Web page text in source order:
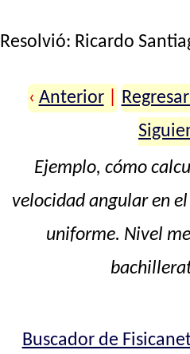
Resolvió: Ricardo
‹ Anterior
Ejemplo, cómo
velocidad angular en
uniforme. Nivel
Buscador de